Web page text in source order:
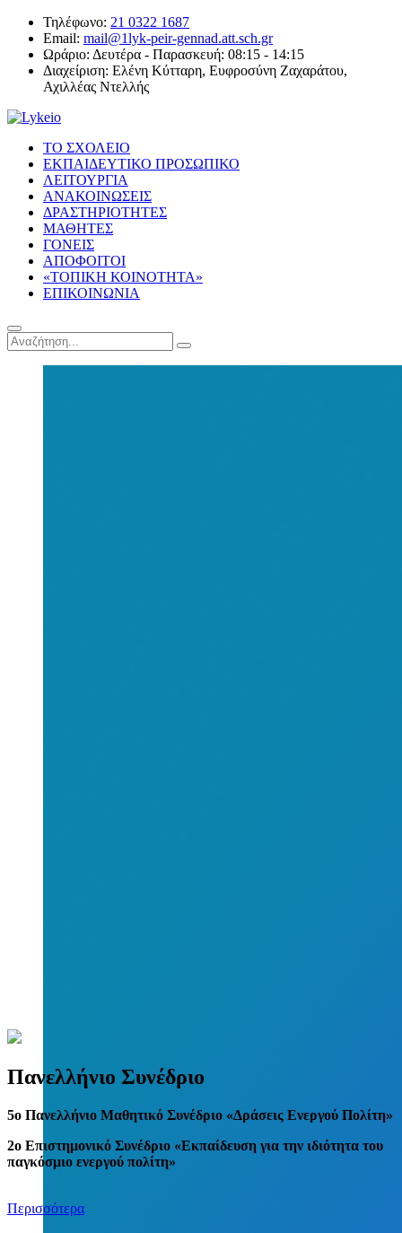
Τηλέφωνο: 21 0322 1687
Email: mail@1lyk-peir-gennad.att.sch.gr
Ωράριο: Δευτέρα - Παρασκευή: 08:15 - 14:15
Διαχείριση: Ελένη Κύτταρη, Ευφροσύνη Ζαχαράτου,
Αχιλλέας Ντελλής
ΤΟ ΣΧΟΛΕΙΟ
ΕΚΠΑΙΔΕΥΤΙΚΟ ΠΡΟΣΩΠΙΚΟ
ΛΕΙΤΟΥΡΓΙΑ
ΑΝΑΚΟΙΝΩΣΕΙΣ
ΔΡΑΣΤΗΡΙΟΤΗΤΕΣ
ΜΑΘΗΤΕΣ
ΓΟΝΕΙΣ
ΑΠΟΦΟΙΤΟΙ
«ΤΟΠΙΚΗ ΚΟΙΝΟΤΗΤΑ»
ΕΠΙΚΟΙΝΩΝΙΑ
Πανελλήνιο Συνέδριο
5o Πανελλήνιο Μαθητικό Συνέδριο «Δράσεις Ενεργού Πολίτη»
2ο Επιστημονικό Συνέδριο «Εκπαίδευση για την ιδιότητα του
παγκόσμιο ενεργού πολίτη»
Περισσότερα